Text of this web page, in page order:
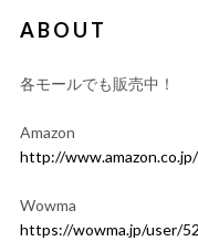
ABOUT
各モールでも販売中！
Amazon
http://
Wowma
https://wowma.jp/user/